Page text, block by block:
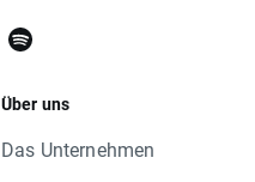
Über uns
Das Unternehmen